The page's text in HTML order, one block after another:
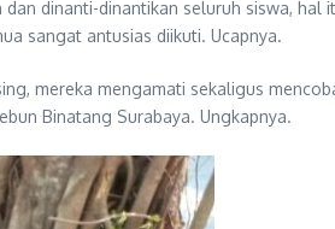
dinanti-dinantikan seluruh siswa, hal
sangat antusias diikuti. Ucapnya.
mereka mengamati sekaligus
Binatang Surabaya. Ungkapnya.